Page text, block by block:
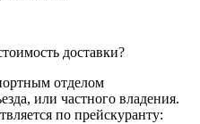
доставки?
отделом
или частного владения.
по прейскуранту: